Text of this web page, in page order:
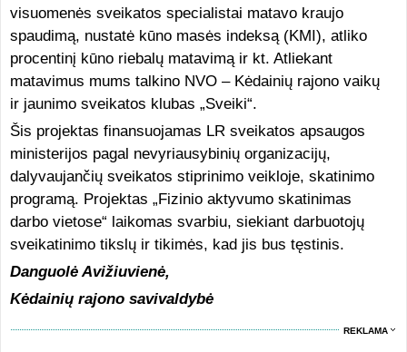
visuomenės sveikatos specialistai matavo kraujo
spaudimą, nustatė kūno masės indeksą (KMI), atliko
procentinį kūno riebalų matavimą ir kt. Atliekant
matavimus mums talkino NVO – Kėdainių rajono vaikų
ir jaunimo sveikatos klubas „Sveiki“.
Šis projektas finansuojamas LR sveikatos apsaugos
ministerijos pagal nevyriausybinių organizacijų,
dalyvaujančių sveikatos stiprinimo veikloje, skatinimo
programą. Projektas „Fizinio aktyvumo skatinimas
darbo vietose“ laikomas svarbiu, siekiant darbuotojų
sveikatinimo tikslų ir tikimės, kad jis bus tęstinis.
Danguolė Avižiuvienė,
Kėdainių rajono savivaldybė
REKLAMA